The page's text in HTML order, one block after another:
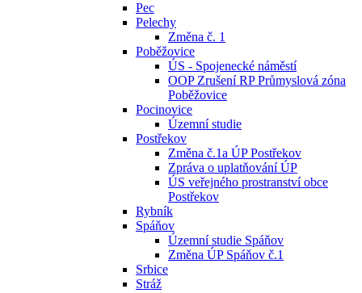
Pec
Pelechy
Změna č. 1
Poběžovice
ÚS - Spojenecké náměstí
OOP Zrušení RP Průmyslová zóna
Poběžovice
Pocinovice
Územní studie
Postřekov
Změna č.1a ÚP Postřekov
Zpráva o uplatňování ÚP
ÚS veřejného prostranství obce
Postřekov
Rybník
Spáňov
Územní studie Spáňov
Změna ÚP Spáňov č.1
Srbice
Stráž